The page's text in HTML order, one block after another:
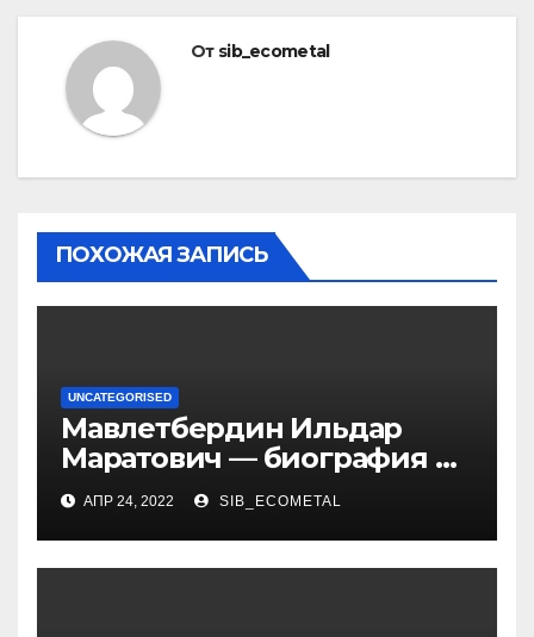
От sib_ecometal
ПОХОЖАЯ ЗАПИСЬ
UNCATEGORISED
Мавлетбердин Ильдар
Маратович — биография и
достижения талантливого
российского политика и
бизнесмена
АПР 24, 2022 SIB_ECOMETAL